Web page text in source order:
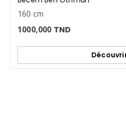
160 cm
1000,000 TND